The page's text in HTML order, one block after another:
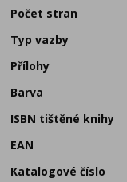
Počet stran
Typ vazby
Přílohy
Barva
ISBN tištěné knihy
EAN
Katalogové číslo